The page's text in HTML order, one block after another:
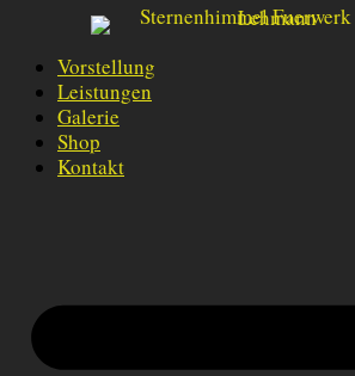
Vorstellung
Leistungen
Galerie
Shop
Kontakt